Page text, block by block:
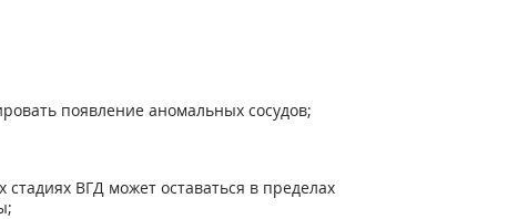
появление аномальных сосудов;
ВГД может оставаться в пределах